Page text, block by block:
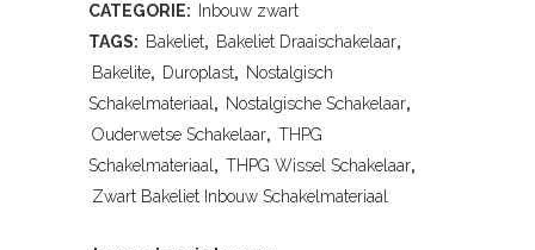
CATEGORIE:
Inbouw zwart
TAGS: Bakeliet, Bakeliet Draaischakelaar,
Bakelite, Duroplast, Nostalgisch
Schakelmateriaal, Nostalgische Schakelaar,
Ouderwetse Schakelaar, THPG
Schakelmateriaal, THPG Wissel Schakelaar,
Zwart Bakeliet Inbouw Schakelmateriaal